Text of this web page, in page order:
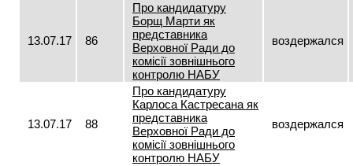
13.07.17 86
Про кандидатуру
Борщ Марти як
представника
Верховної Ради до
комісії зовнішнього
контролю НАБУ
воздержался
13.07.17 88
Про кандидатуру
Карлоса Кастресана як
представника
Верховної Ради до
комісії зовнішнього
контролю НАБУ
воздержался